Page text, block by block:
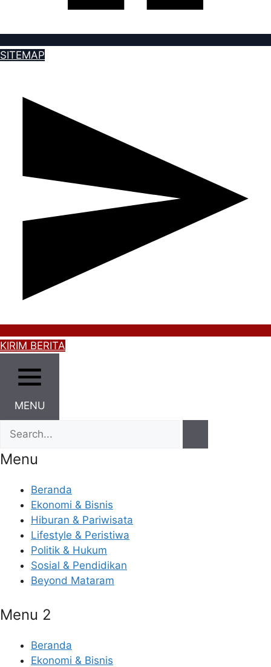
SITEMAP
KIRIM BERITA
MENU
Menu
Beranda
Ekonomi & Bisnis
Hiburan & Pariwisata
Lifestyle & Peristiwa
Politik & Hukum
Sosial & Pendidikan
Beyond Mataram
Menu 2
Beranda
Ekonomi & Bisnis